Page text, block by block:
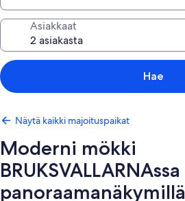
Asiakkaat
Hae
Näytä kaikki majoituspaikat
Moderni mökki
BRUKSVALLARNAssa